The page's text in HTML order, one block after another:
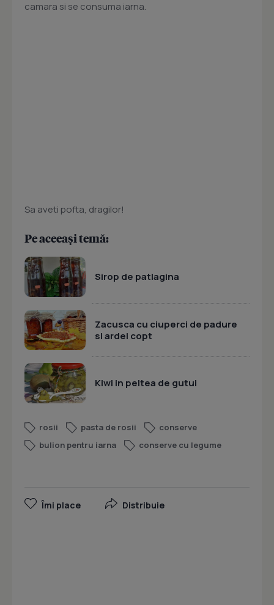
camara si se consuma iarna.
Sa aveti pofta, dragilor!
Pe aceeași temă:
Sirop de patlagina
Zacusca cu ciuperci de padure
si ardei copt
Kiwi in peltea de gutui
rosii pasta de rosii
conserve
bulion pentru iarna
conserve cu legume
Îmi place Distribuie